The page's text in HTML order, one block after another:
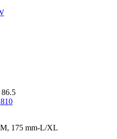
175 mm-L/XL